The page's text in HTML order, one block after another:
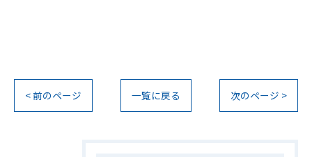
< 前のページ 一覧に戻る 次のページ >